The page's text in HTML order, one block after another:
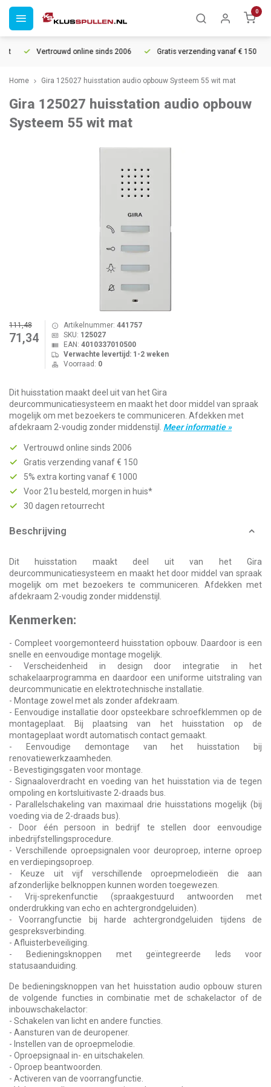
0
Vertrouwd online sinds 2006 Gratis verzending vanaf € 150
Home Gira 125027 huisstation audio opbouw Systeem 55 wit mat
Gira 125027 huisstation audio opbouw
Systeem 55 wit mat
111,48
71,34
Artikelnummer: 441757
SKU: 125027
EAN: 4010337010500
Verwachte levertijd: 1-2 weken
Voorraad: 0
Dit huisstation maakt deel uit van het Gira
deurcommunicatiesysteem en maakt het door middel van spraak
mogelijk om met bezoekers te communiceren. Afdekken met
afdekraam 2-voudig zonder middenstijl. Meer informatie »
Vertrouwd online sinds 2006
Gratis verzending vanaf € 150
5% extra korting vanaf € 1000
Voor 21u besteld, morgen in huis*
30 dagen retourrecht
Beschrijving
Dit huisstation maakt deel uit van het Gira
deurcommunicatiesysteem en maakt het door middel van spraak
mogelijk om met bezoekers te communiceren. Afdekken met
afdekraam 2-voudig zonder middenstijl.
Kenmerken:
- Compleet voorgemonteerd huisstation opbouw. Daardoor is een
snelle en eenvoudige montage mogelijk.
- Verscheidenheid in design door integratie in het
schakelaarprogramma en daardoor een uniforme uitstraling van
deurcommunicatie en elektrotechnische installatie.
- Montage zowel met als zonder afdekraam.
- Eenvoudige installatie door opsteekbare schroefklemmen op de
montageplaat. Bij plaatsing van het huisstation op de
montageplaat wordt automatisch contact gemaakt.
- Eenvoudige demontage van het huisstation bij
renovatiewerkzaamheden.
- Bevestigingsgaten voor montage.
- Signaaloverdracht en voeding van het huisstation via de tegen
ompoling en kortsluitivaste 2-draads bus.
- Parallelschakeling van maximaal drie huisstations mogelijk (bij
voeding via de 2-draads bus).
- Door één persoon in bedrijf te stellen door eenvoudige
inbedrijfstellingsprocedure.
- Verschillende oproepsignalen voor deuroproep, interne oproep
en verdiepingsoproep.
- Keuze uit vijf verschillende oproepmelodieën die aan
afzonderlijke belknoppen kunnen worden toegewezen.
- Vrij-sprekenfunctie (spraakgestuurd antwoorden met
onderdrukking van echo en achtergrondgeluiden).
- Voorrangfunctie bij harde achtergrondgeluiden tijdens de
gespreksverbinding.
- Afluisterbeveiliging.
- Bedieningsknoppen met geïntegreerde leds voor
statusaanduiding.
De bedieningsknoppen van het huisstation audio opbouw sturen
de volgende functies in combinatie met de schakelactor of de
inbouwschakelactor:
- Schakelen van licht en andere functies.
- Aansturen van de deuropener.
- Instellen van de oproepmelodie.
- Oproepsignaal in- en uitschakelen.
- Oproep beantwoorden.
- Activeren van de voorrangfunctie.